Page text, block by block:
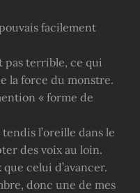
facilement
pas terrible, ce qui
la force du monstre.
« forme de
l’oreille dans le
des voix au loin.
que celui d’avancer.
donc une de mes